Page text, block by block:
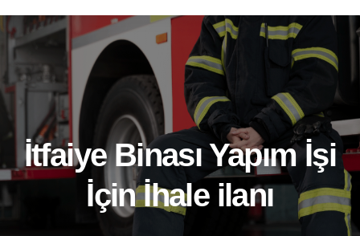
İtfaiye Binası Yapım İşi
İçin İhale ilanı